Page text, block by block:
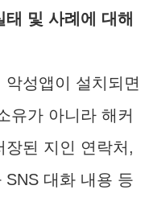
및 사례에 대해
성앱이 설치되면
유가 아니라 해커
된 지인 연락처,
대화 내용 등